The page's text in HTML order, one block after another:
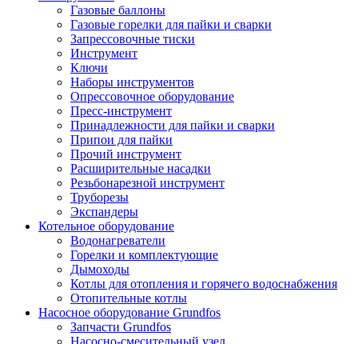
Газовые баллоны
Газовые горелки для пайки и сварки
Запрессовочные тиски
Инструмент
Ключи
Наборы инструментов
Опрессовочное оборудование
Пресс-инструмент
Принадлежности для пайки и сварки
Припои для пайки
Прочий инструмент
Расширительные насадки
Резьбонарезной инструмент
Труборезы
Экспандеры
Котельное оборудование
Водонагреватели
Горелки и комплектующие
Дымоходы
Котлы для отопления и горячего водоснабжения
Отопительные котлы
Насосное оборудование Grundfos
Запчасти Grundfos
Насосно-смесительный узел